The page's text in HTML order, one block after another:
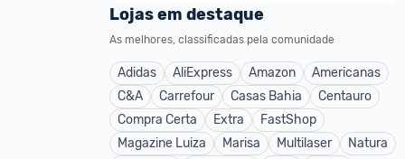
Lojas em destaque
As melhores, classificadas pela comunidade
Adidas AliExpress Amazon
Americanas
C&A
Carrefour Casas Bahia
Centauro
Compra Certa
Extra
FastShop
Magazine Luiza
Marisa Multilaser
Natura